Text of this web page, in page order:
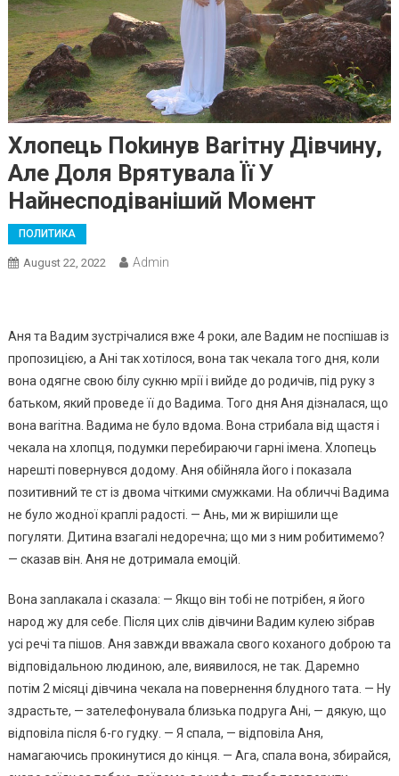
Хлопець Поkинув Ваrітну Дівчину,
Але Доля Врятувала Її У
Найнесподіваніший Момент
ПОЛИТИКА
August 22, 2022 Admin
Аня та Вадим зустрічалися вже 4 роки, але Вадим не поспішав із
пропозицією, а Ані так хотілося, вона так чекала того дня, коли
вона одягне свою білу сукню мрії і вийде до родичів, під руку з
батьком, який проведе її до Вадима. Того дня Аня дізналася, що
вона ваrітна. Вадима не було вдома. Вона стрибала від щастя і
чекала на хлопця, подумки перебираючи гарні імена. Хлопець
нарешті повернувся додому. Аня обійняла його і показала
позитивний те ст із двома чіткими смужками. На обличчі Вадима
не було жодної краплі радості. — Ань, ми ж вирішили ще
погуляти. Дитина взагалі недоречна; що ми з ним робитимемо?
— сказав він. Аня не дотримала емоцій.
Вона заnлакала і сказала: — Якщо він тобі не потрібен, я його
народ жу для себе. Після цих слів дівчини Вадим кулею зібрав
усі речі та пішов. Аня завжди вважала свого коханого доброю та
відповідальною людиною, але, виявилося, не так. Даремно
потім 2 місяці дівчина чекала на повернення блудноrо тата. — Ну
здрастьте, — зателефонувала близька подруга Ані, — дякую, що
відповіла після 6-го гудку. — Я спала, — відповіла Аня,
намагаючись прокинутися до кінця. — Ага, спала вона, збирайся,